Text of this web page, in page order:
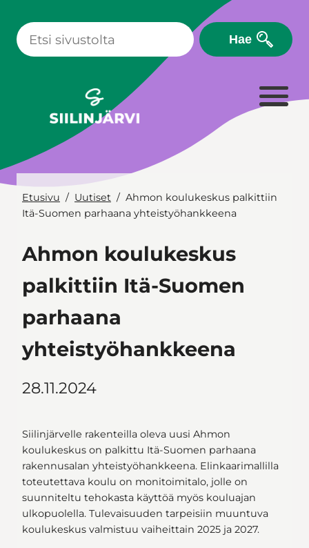
sisältöön
Hae
Etusivu Uutiset
Ahmon koulukeskus palkittiin
Itä-Suomen parhaana yhteistyöhankkeena
Ahmon koulukeskus
palkittiin Itä-Suomen
parhaana
yhteistyöhankkeena
28.11.2024
Siilinjärvelle rakenteilla oleva uusi Ahmon
koulukeskus on palkittu Itä-Suomen parhaana
rakennusalan yhteistyöhankkeena. Elinkaarimallilla
toteutettava koulu on monitoimitalo, jolle on
suunniteltu tehokasta käyttöä myös kouluajan
ulkopuolella. Tulevaisuuden tarpeisiin muuntuva
koulukeskus valmistuu vaiheittain 2025 ja 2027.